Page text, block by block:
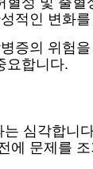
적인 변화
증의 위험
요합니다.
심각합니
에 문제를